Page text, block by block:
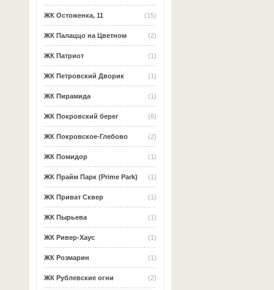
(15)
ЖК Остоженка, 11
(2)
ЖК Палаццо на Цветном
(1)
ЖК Патриот
(1)
ЖК Петровский Дворик
(1)
ЖК Пирамида
(6)
ЖК Покровский берег
(2)
ЖК Покровское-Глебово
(1)
ЖК Помидор
(1)
ЖК Прайм Парк (Prime Park)
(1)
ЖК Приват Сквер
(1)
ЖК Пырьева
(1)
ЖК Ривер-Хаус
(1)
ЖК Розмарин
(2)
ЖК Рублевские огни